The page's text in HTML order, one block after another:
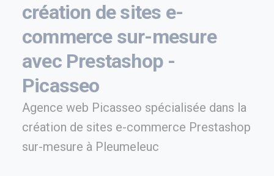
création de sites e-
commerce sur-mesure
avec Prestashop -
Picasseo
Agence web Picasseo spécialisée dans la
création de sites e-commerce Prestashop
sur-mesure à Pleumeleuc